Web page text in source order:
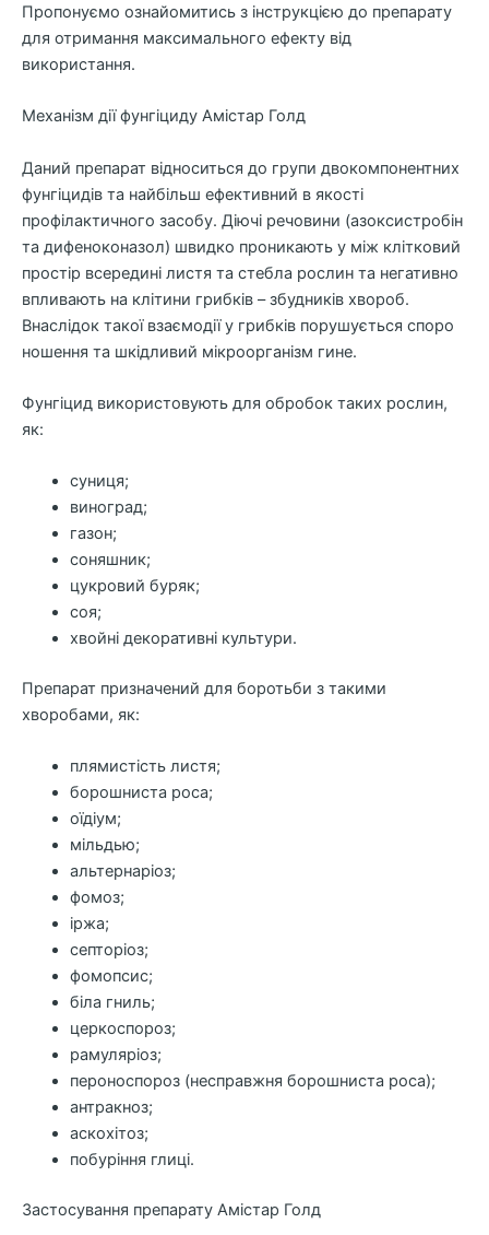
Пропонуємо ознайомитись з інструкцією до препарату
для отримання максимального ефекту від
використання.
Механізм дії фунгіциду Амістар Голд
Даний препарат відноситься до групи двокомпонентних
фунгіцидів та найбільш ефективний в якості
профілактичного засобу. Діючі речовини (азоксистробін
та дифеноконазол) швидко проникають у між клітковий
простір всередині листя та стебла рослин та негативно
впливають на клітини грибків – збудників хвороб.
Внаслідок такої взаємодії у грибків порушується споро
ношення та шкідливий мікроорганізм гине.
Фунгіцид використовують для обробок таких рослин,
як:
суниця;
виноград;
газон;
соняшник;
цукровий буряк;
соя;
хвойні декоративні культури.
Препарат призначений для боротьби з такими
хворобами, як:
плямистість листя;
борошниста роса;
оїдіум;
мільдью;
альтернаріоз;
фомоз;
іржа;
септоріоз;
фомопсис;
біла гниль;
церкоспороз;
рамуляріоз;
пероноспороз (несправжня борошниста роса);
антракноз;
аскохітоз;
побуріння глиці.
Застосування препарату Амістар Голд